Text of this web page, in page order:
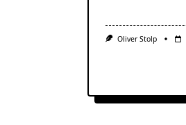
Oliver Stolp